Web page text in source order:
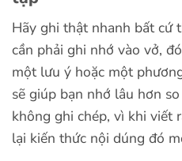
Hãy ghi thật nhanh bất cứ
cần phải ghi nhớ vào vở,
một lưu ý hoặc một
sẽ giúp bạn nhớ lâu hơn
không ghi chép, vì khi viết
lại kiến thức nội dúng đó